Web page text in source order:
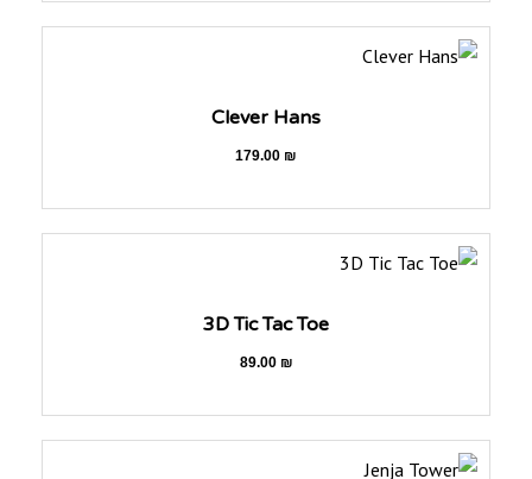
Clever Hans
179.00₪
3D Tic Tac Toe
89.00₪